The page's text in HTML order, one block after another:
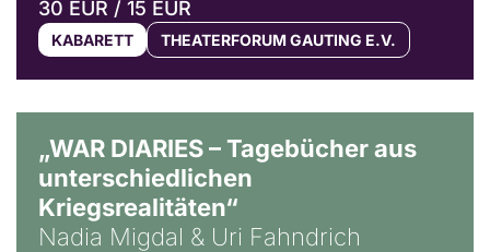
30 EUR / 15 EUR
KABARETT THEATERFORUM GAUTING E.V.
„WAR DIARIES – Tagebücher aus
unterschiedlichen
Kriegsrealitäten“
Nadia Migdal & Uri Fahndrich